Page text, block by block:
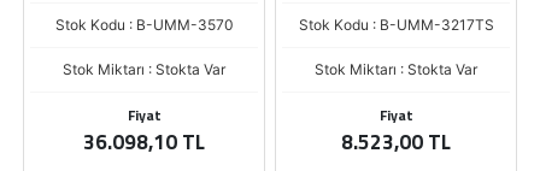
Stok Kodu : B-UMM-3570
Stok Miktarı : Stokta Var
Fiyat
36.098,10 TL
Stok Kodu : B-UMM-3217TS
Stok Miktarı : Stokta Var
Fiyat
8.523,00 TL